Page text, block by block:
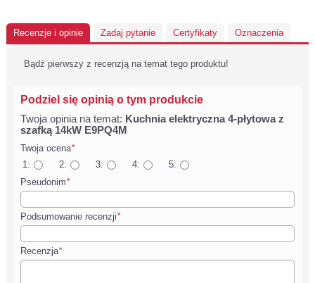
Recenzje i opinie Zadaj pytanie Certyfikaty Oznaczenia
Bądź pierwszy z recenzją na temat tego produktu!
Podziel się opinią o tym produkcie
Twoja opinia na temat: Kuchnia elektryczna 4-płytowa z
szafką 14kW E9PQ4M
Twoja ocena*
1:
2: 3: 4:
5:
Pseudonim*
Podsumowanie recenzji*
Recenzja*